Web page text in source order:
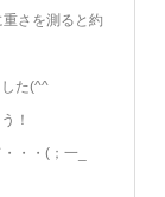
さを測ると約
た(^^ゞ
！
・・(；一_